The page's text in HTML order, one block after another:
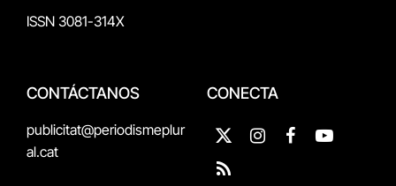
ISSN 3081-314X
CONTÁCTANOS
publicitat@periodismeplur
al.cat
CONECTA
X
(Twitter)
InstagramFacebookYouTube
RSS